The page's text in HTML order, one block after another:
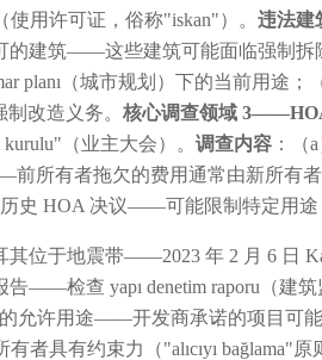
使用许可证，俗称"iskan"）。 违法建
的建筑——这些建筑可能面临强制
planı（城市规划）下的当前用途
改造义务。 核心调查领域
（业主大会）。 调查内容 ：（a
前所有者拖欠的费用通常由新所有
史 HOA 决议——可能限制特定用途
其位于地震带——2023 年 2 月 6 日
——检查 yapı denetim raporu（建
的允许用途——开发商承诺的项目可
者具有约束力（"alıcıyı